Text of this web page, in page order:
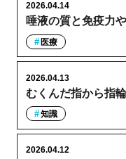
唾液の質と免疫力
2026.04.14
医療
むくんだ指から指
2026.04.13
知識
2026.04.12